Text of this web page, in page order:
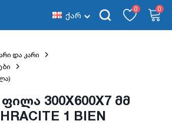
ქარ
0 0
და კარი
300X600X7 მმ
1 BIEN